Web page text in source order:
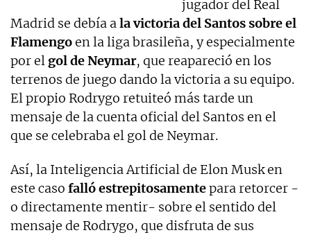
jugador del Real
Madrid se debía ala victoria del Santos sobre el
Flamengoen la liga brasileña, y especialmente
por el gol de Neymar, que reapareció en los
terrenos de juego dando la victoria a su equipo.
El propio Rodrygo retuiteó más tarde un
mensaje de la cuenta oficial del Santos en el
que se celebraba el gol de Neymar.
Así, la Inteligencia Artificial de Elon Musk en
este caso falló estrepitosamentepara retorcer -
o directamente mentir- sobre el sentido del
mensaje de Rodrygo, que disfruta de sus